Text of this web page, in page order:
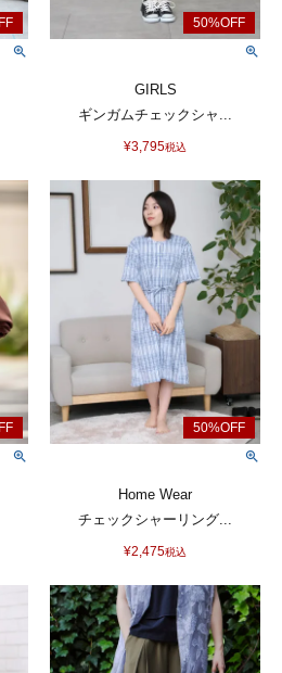
GIRLS
ギンガムチェックシャ...
¥3,795税込
Home Wear
チェックシャーリング...
¥2,475税込